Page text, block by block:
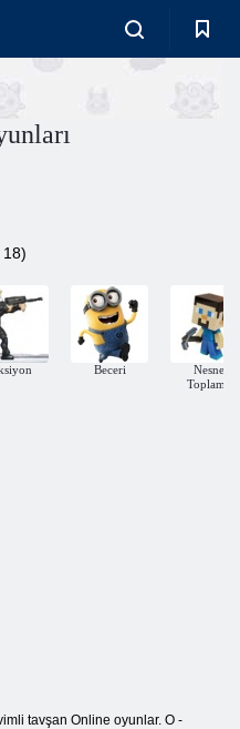
18)
Beceri
Nesne
Toplama
tavşan Online oyunlar. O -